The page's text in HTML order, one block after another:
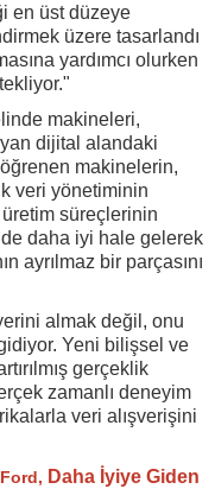
en üst düzeye
üzere tasarlandı
yardımcı olurken
makineleri,
dijital alandaki
makinelerin,
veri yönetiminin
süreçlerinin
daha iyi hale gelerek
ayrılmaz bir parçasını
almak değil, onu
Yeni bilişsel ve
gerçeklik
zamanlı deneyim
veri alışverişini
Daha İyiye Giden